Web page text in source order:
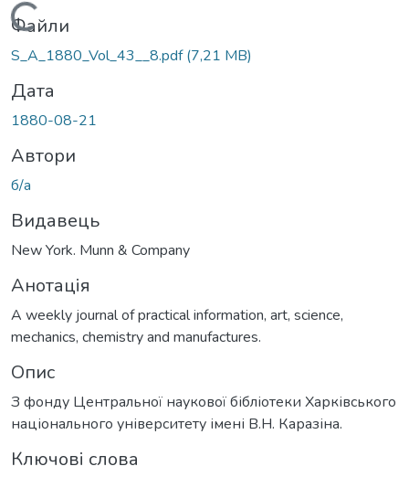
Вантажиться...
Файли
S_A_1880_Vol_43__8.pdf(7,21 MB)
Дата
1880-08-21
Автори
б/а
Видавець
New York. Munn & Company
Анотація
A weekly journal of practical information, art, science,
mechanics, chemistry and manufactures.
Опис
З фонду Центральної наукової бібліотеки Харківського
національного університету імені В.Н. Каразіна.
Ключові слова